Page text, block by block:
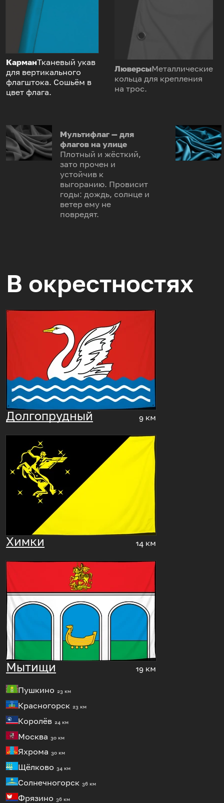
КарманТканевый укав
для вертикального
флагштока. Сошьём в
цвет флага.
ЛюверсыМеталлические
кольца для крепления
на трос.
Мультифлаг — для
флагов на улице
Плотный и жёсткий,
зато прочен и
устойчив к
выгоранию. Провисит
годы: дождь, солнце и
ветер ему не
повредят.
В окрестностях
Долгопрудный 9 км
Химки 14 км
Мытищи 19 км
Пушкино 23 км
Красногорск 23 км
Королёв 24 км
Москва 30 км
Яхрома 30 км
Щёлково 34 км
Солнечногорск 36 км
Фрязино 36 км